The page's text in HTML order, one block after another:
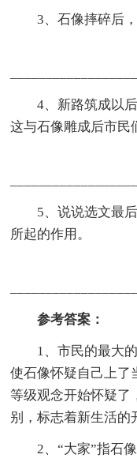
3、石像摔碎后，
4、新路筑成以后
这与石像雕成后市民
5、说说选文最后
所起的作用。
参考答案：
1、市民的最大的
使石像怀疑自己上了
等级观念开始怀疑了
别，标志着新生活的
2、“大家”指石像